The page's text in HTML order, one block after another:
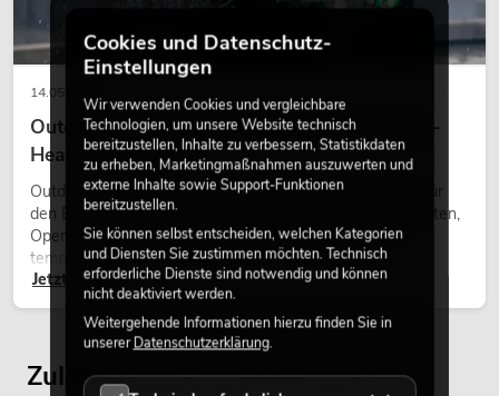
449,00€
OMNITRONIC TRM-422 4-Kanal
14.05.2026
Outdoor Moving-Heads: Wetterfeste Moving-
Heads bei Events
Outdoor Moving-Heads sind bewegliche Scheinwerfer für
den Einsatz im Freien. Sie werden bei Festivals, Stadtfesten,
Open-Air-Konzerten, Architekturinszenierungen und
temporären Außeninstallationen eingesetzt.
Jetzt lesen
Zuletzt angesehene Artikel
Cookies und Datenschutz-
Einstellungen
Wir verwenden Cookies und vergleichbare
Technologien, um unsere Website technisch
bereitzustellen, Inhalte zu verbessern, Statistikdaten
zu erheben, Marketingmaßnahmen auszuwerten und
externe Inhalte sowie Support-Funktionen
bereitzustellen.
Sie können selbst entscheiden, welchen Kategorien
und Diensten Sie zustimmen möchten. Technisch
erforderliche Dienste sind notwendig und können
nicht deaktiviert werden.
Weitergehende Informationen hierzu finden Sie in
unsererDatenschutzerklärung.